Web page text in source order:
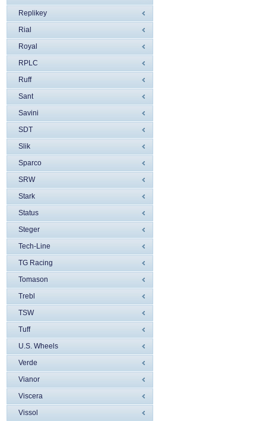
Replikey
Rial
Royal
RPLC
Ruff
Sant
Savini
SDT
Slik
Sparco
SRW
Stark
Status
Steger
Tech-Line
TG Racing
Tomason
Trebl
TSW
Tuff
U.S. Wheels
Verde
Vianor
Viscera
Vissol